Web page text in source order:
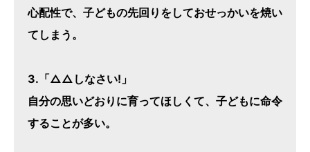
心配性で、子どもの先回りをしておせっかいを焼い
てしまう。
3.「△△しなさい!」
自分の思いどおりに育ってほしくて、子どもに命令
することが多い。